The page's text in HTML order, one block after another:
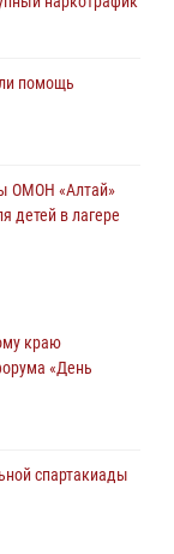
помощь
ОМОН «Алтай»
детей в лагере
пограничниками
для детей
краю
«День
спартакиады